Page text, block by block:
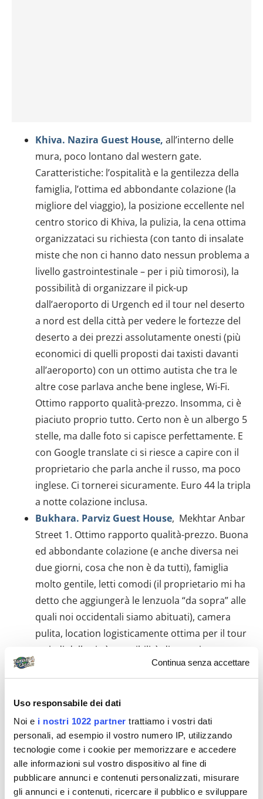
Continua senza accettare
Uso responsabile dei dati
Noi e i nostri 1022 partner trattiamo i vostri dati
personali, ad esempio il vostro numero IP, utilizzando
tecnologie come i cookie per memorizzare e accedere
alle informazioni sul vostro dispositivo al fine di
pubblicare annunci e contenuti personalizzati, misurare
gli annunci e i contenuti, ricercare il pubblico e sviluppare
Khiva. Nazira Guest House, all’interno delle
mura, poco lontano dal western gate.
Caratteristiche: l’ospitalità e la gentilezza della
famiglia, l’ottima ed abbondante colazione (la
migliore del viaggio), la posizione eccellente nel
centro storico di Khiva, la pulizia, la cena ottima
organizzataci su richiesta (con tanto di insalate
miste che non ci hanno dato nessun problema a
livello gastrointestinale – per i più timorosi), la
possibilità di organizzare il pick-up
dall’aeroporto di Urgench ed il tour nel deserto
a nord est della città per vedere le fortezze del
deserto a dei prezzi assolutamente onesti (più
economici di quelli proposti dai taxisti davanti
all’aeroporto) con un ottimo autista che tra le
altre cose parlava anche bene inglese, Wi-Fi.
Ottimo rapporto qualità-prezzo. Insomma, ci è
piaciuto proprio tutto. Certo non è un albergo 5
stelle, ma dalle foto si capisce perfettamente. E
con Google translate ci si riesce a capire con il
proprietario che parla anche il russo, ma poco
inglese. Ci tornerei sicuramente. Euro 44 la tripla
a notte colazione inclusa.
Bukhara. Parviz Guest House, Mekhtar Anbar
Street 1. Ottimo rapporto qualità-prezzo. Buona
ed abbondante colazione (e anche diversa nei
due giorni, cosa che non è da tutti), famiglia
molto gentile, letti comodi (il proprietario mi ha
detto che aggiungerà le lenzuola “da sopra” alle
quali noi occidentali siamo abituati), camera
pulita, location logisticamente ottima per il tour
a piedi della città, possibilità di organizzare
trasporti locali ed anche a lunga percorrenza,
Wi-Fi. Ci tornerei sicuramente. È una
sistemazione spartana. Euro 32 la quadrupla
con colazione a notte
Samarcana. Registan Center,Abdurasolova 42
(ex Pastargom 42). Ubicazione eccellente per
tour delle principali attrazioni di Samarcanda a
piedi. Famiglia cordiale ed estremamente